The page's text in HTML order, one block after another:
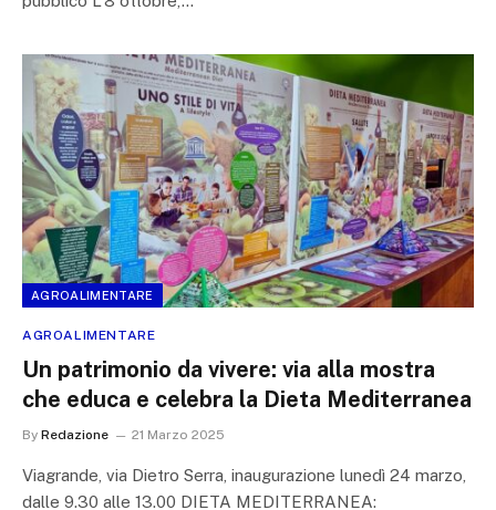
AGROALIMENTARE
AGROALIMENTARE
Un patrimonio da vivere: via alla mostra
che educa e celebra la Dieta Mediterranea
By Redazione 21 Marzo 2025
Viagrande, via Dietro Serra, inaugurazione lunedì 24 marzo,
dalle 9.30 alle 13.00 DIETA MEDITERRANEA: